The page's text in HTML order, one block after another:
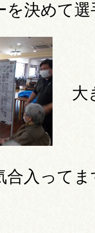
を決めて
大
合入って